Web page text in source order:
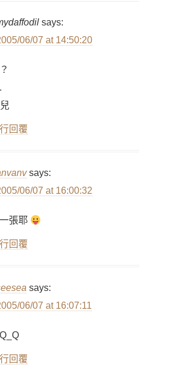
says:
06/07 at 14:50:20
回覆
says:
06/07 at 16:00:32
張耶
回覆
says:
06/07 at 16:07:11
回覆